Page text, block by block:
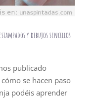
y dibujos sencillos
publicado
se hacen paso
podéis aprender